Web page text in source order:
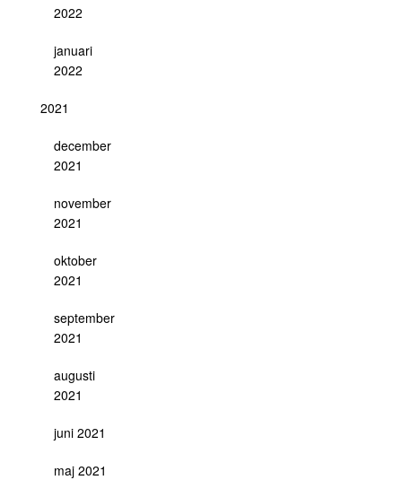
2022
januari
2022
2021
december
2021
november
2021
oktober
2021
september
2021
augusti
2021
juni 2021
maj 2021